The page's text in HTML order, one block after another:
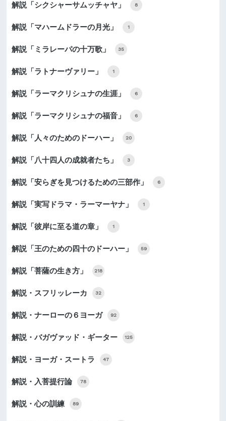
解説「シクシャーサムッチャヤ」 8
解説「マハームドラーの月光」 1
解説「ミラレーパの十万歌」 35
解説「ラトナーヴァリー」 1
解説「ラーマクリシュナの生涯」 6
解説「ラーマクリシュナの福音」 6
解説「人々のためのドーハー」 20
解説「八十四人の成就者たち」 3
解説「安らぎを見つけるための三部作」 6
解説「実写ドラマ・ラーマーヤナ」 1
解説「彼岸に至る道の章」 1
解説「王のための四十のドーハー」 59
解説「菩薩の生き方」 218
解説・スフリッレーカ 32
解説・ナーローの６ヨーガ 92
解説・バガヴァッド・ギーター 125
解説・ヨーガ・スートラ 47
解説・入菩提行論 78
解説・心の訓練 89